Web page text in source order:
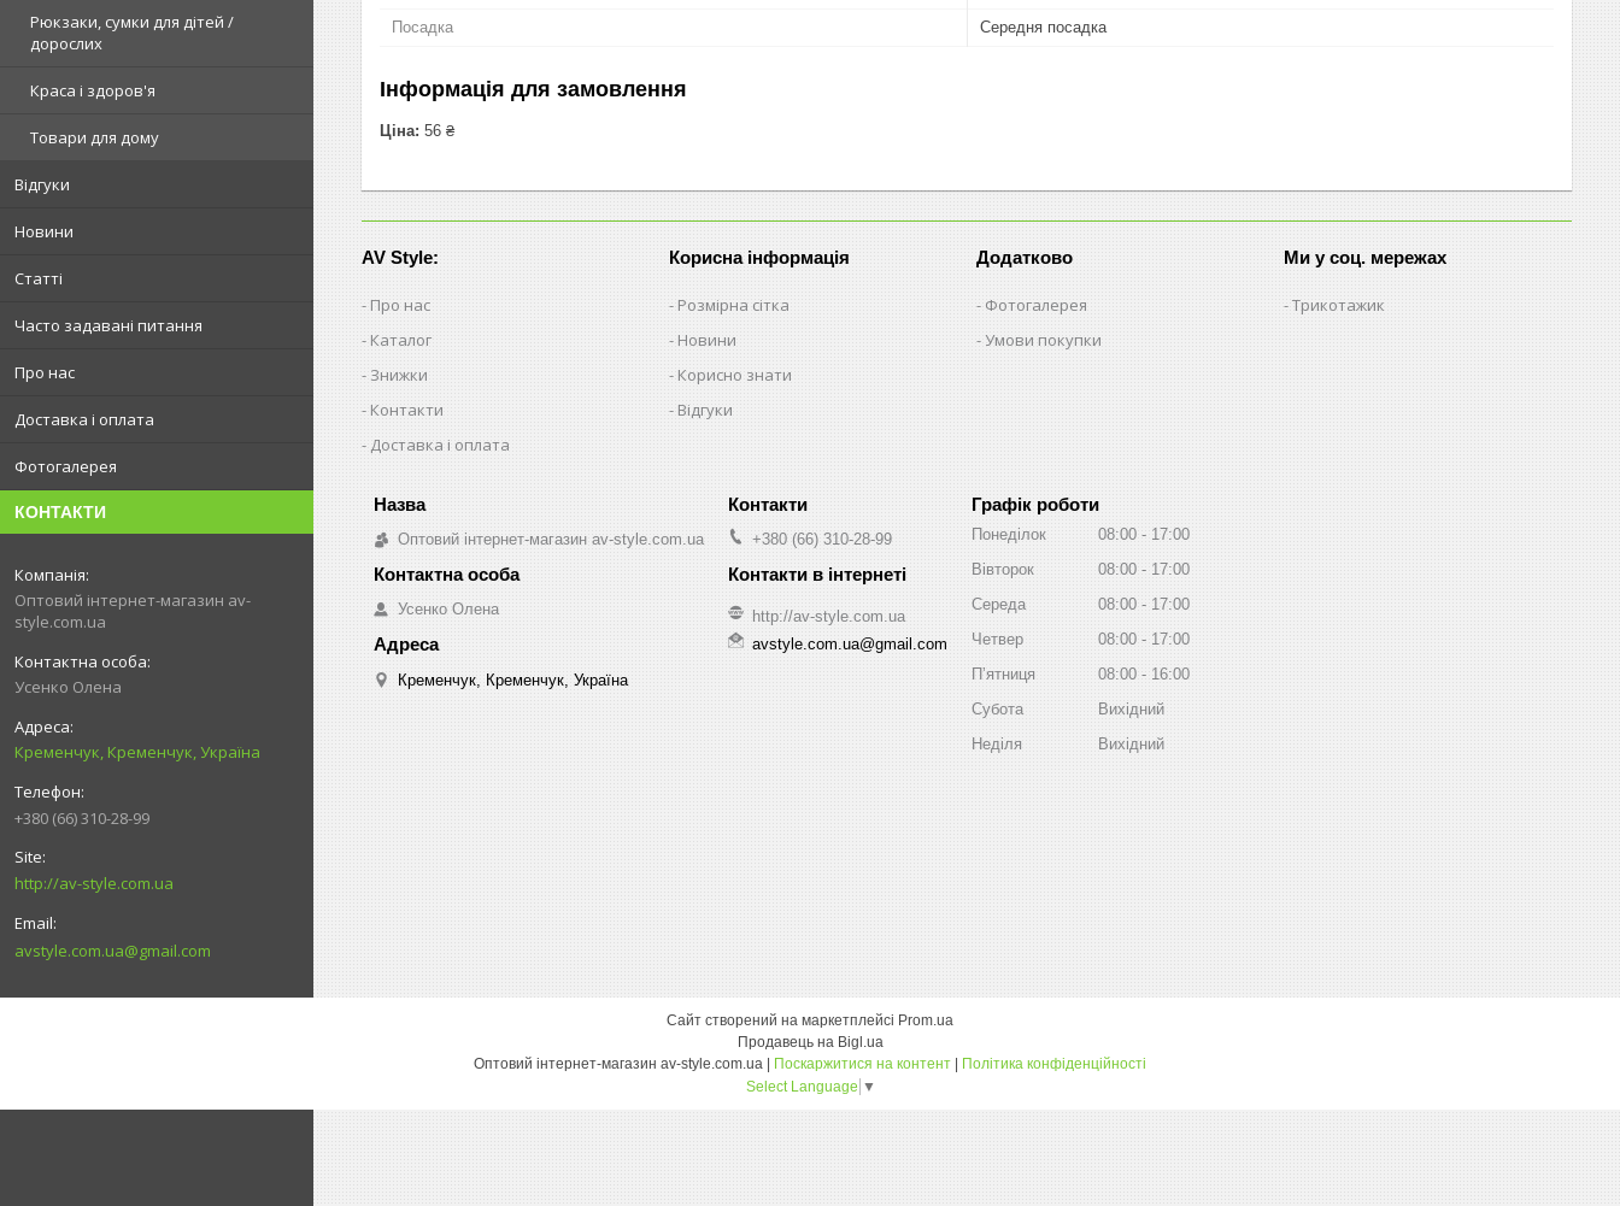
Рюкзаки, сумки для дітей /
дорослих
Краса і здоров'я
Товари для дому
Відгуки
Новини
Статті
Часто задавані питання
Про нас
Доставка і оплата
Фотогалерея
КОНТАКТИ
Оптовий інтернет-магазин av-
style.com.ua
Усенко Олена
Кременчук, Кременчук, Україна
+380 (66) 310-28-99
http://av-style.com.ua
avstyle.com.ua@gmail.com
Посадка Середня посадка
Інформація для замовлення
Ціна: 56 ₴
AV Style:
Про нас
Каталог
Знижки
Контакти
Доставка і оплата
Корисна інформація
Розмірна сітка
Новини
Корисно знати
Відгуки
Додатково
Фотогалерея
Умови покупки
Ми у соц. мережах
Трикотажик
Оптовий інтернет-магазин av-style.com.ua
Усенко Олена
Кременчук, Кременчук, Україна
+380 (66) 310-28-99
http://av-style.com.ua
avstyle.com.ua@gmail.com
Графік роботи
Понеділок 08:00
17:00
Вівторок
08:00
17:00
Середа
08:00
17:00
Четвер
08:00
17:00
Пʼятниця
08:00
16:00
Субота
Вихідний
Неділя
Вихідний
Сайт створений на маркетплейсі Prom.ua
Продавець на Bigl.ua
Оптовий інтернет-магазин av-style.com.ua | Поскаржитися на контент | Політика конфіденційності
Select Language ▼